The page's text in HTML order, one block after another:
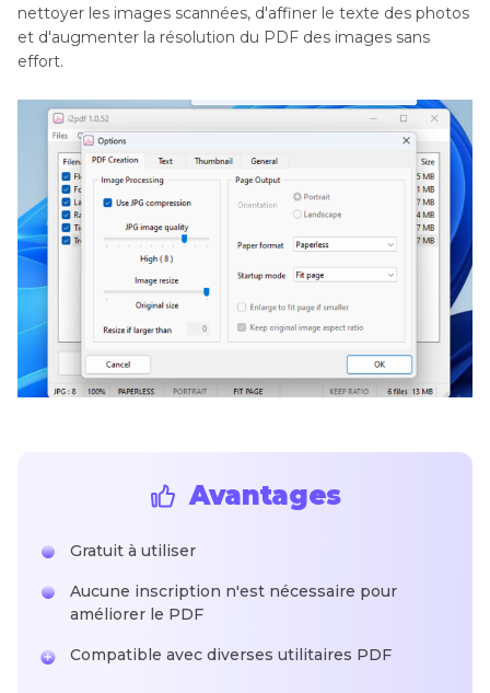
nettoyer les images scannées, d'affiner le texte des photos
et d'augmenter la résolution du PDF des images sans
effort.
Avantages
Gratuit à utiliser
Aucune inscription n'est nécessaire pour
améliorer le PDF
Compatible avec diverses utilitaires PDF